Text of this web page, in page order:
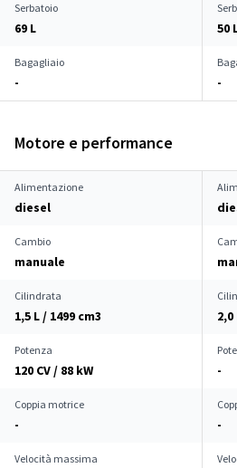
Serbatoio
69 L 50
Bagagliaio
- -
Motore e performance
Alimentazione
diesel
Cambio
manuale
Cilindrata
1,5 L / 1499 cm3 2,0
Potenza
120 CV / 88 kW -
Coppia motrice
- -
Velocità massima